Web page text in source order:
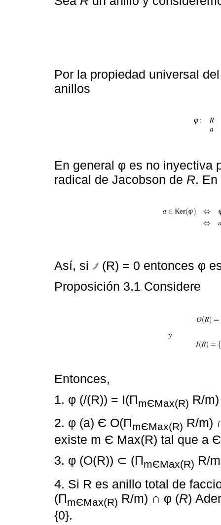
Por la propiedad universal
anillos
En general φ es no inyectiva
radical de Jacobson de R.
Así, si
(R) = 0 entonces φ
Proposición 3.1 Considere
Entonces,
1. φ (/(R)) = I(ПmЄMax(R) R/
2. φ (a) Є O(ПmЄMax(R) R/m)
existe m Є Max(R) tal que a
3. φ (O(R)) ⊂ (ПmЄMax(R) R/
4. Si R es anillo total de
(ПmЄMax(R) R/m) ∩ φ (R)
{0}.